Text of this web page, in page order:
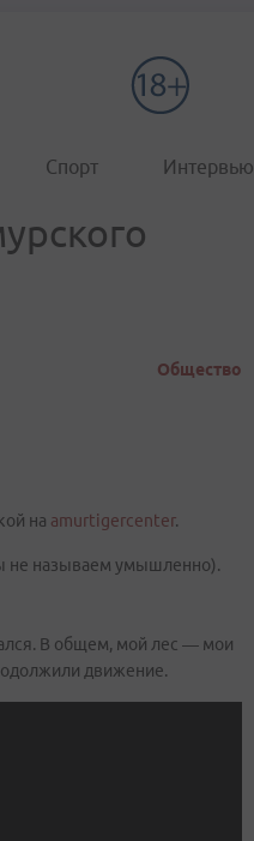
Спорт Интервью
Общество
на amurtigercenter.
не называем умышленно).
В общем, мой лес — мои
движение.